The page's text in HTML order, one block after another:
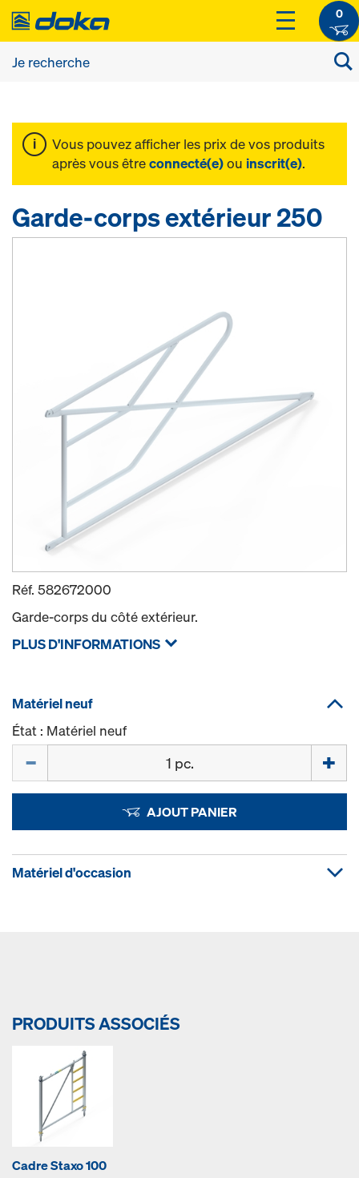
0
Vous pouvez afficher les prix de vos produits
après vous êtreconnecté(e)ou inscrit(e).
Garde-corps extérieur 250
Réf. 582672000
Garde-corps du côté extérieur.
PLUS D'INFORMATIONS
Matériel neuf
État : Matériel neuf
AJOUT PANIER
Matériel d'occasion
PRODUITS ASSOCIÉS
Cadre Staxo 100